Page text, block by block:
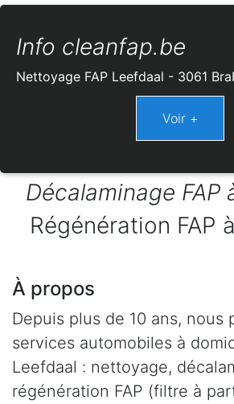
Info cleanfap.be
Nettoyage FAP Leefdaal - 3061
Décalaminage FAP
Régénération FAP
À propos
Depuis plus de 10 ans, nous
services automobiles à
Leefdaal : nettoyage,
régénération FAP (filtre à